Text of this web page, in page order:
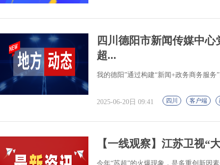
四川德阳市新闻传媒中
超...
我的德阳”通过构建“新闻+政务商务服
2025-06-20日 09:41 四川 客户端
【一线观察】江苏卫视“
今年“苏超”的火爆现象，是多重创新因